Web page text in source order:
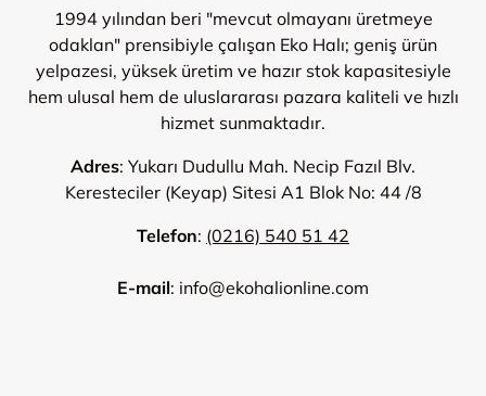
1994 yılından beri "mevcut olmayanı üretmeye
odaklan" prensibiyle çalışan Eko Halı; geniş ürün
yelpazesi, yüksek üretim ve hazır stok kapasitesiyle
hem ulusal hem de uluslararası pazara kaliteli ve hızlı
hizmet sunmaktadır.
Adres: Yukarı Dudullu Mah. Necip Fazıl Blv.
Keresteciler (Keyap) Sitesi A1 Blok No: 44 /8
Telefon: (0216) 540 51 42
E-mail: info@ekohalionline.com